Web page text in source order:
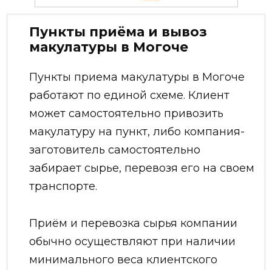
Пункты приёма и вывоз
макулатуры в Могоче
Пункты приема макулатуры в Могоче
работают по единой схеме. Клиент
может самостоятельно привозить
макулатуру на пункт, либо компания-
заготовитель самостоятельно
забирает сырье, перевозя его на своем
транспорте.
Приём и перевозка сырья компании
обычно осуществляют при наличии
минимального веса клиентского